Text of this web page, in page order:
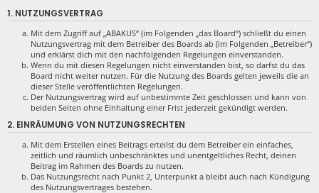
1. NUTZUNGSVERTRAG
Mit dem Zugriff auf „ABAKUS“ (im Folgenden „das Board“) schließt du einen
Nutzungsvertrag mit dem Betreiber des Boards ab (im Folgenden „Betreiber“)
und erklärst dich mit den nachfolgenden Regelungen einverstanden.
Wenn du mit diesen Regelungen nicht einverstanden bist, so darfst du das
Board nicht weiter nutzen. Für die Nutzung des Boards gelten jeweils die an
dieser Stelle veröffentlichten Regelungen.
Der Nutzungsvertrag wird auf unbestimmte Zeit geschlossen und kann von
beiden Seiten ohne Einhaltung einer Frist jederzeit gekündigt werden.
2. EINRÄUMUNG VON NUTZUNGSRECHTEN
Mit dem Erstellen eines Beitrags erteilst du dem Betreiber ein einfaches,
zeitlich und räumlich unbeschränktes und unentgeltliches Recht, deinen
Beitrag im Rahmen des Boards zu nutzen.
Das Nutzungsrecht nach Punkt 2, Unterpunkt a bleibt auch nach Kündigung
des Nutzungsvertrages bestehen.